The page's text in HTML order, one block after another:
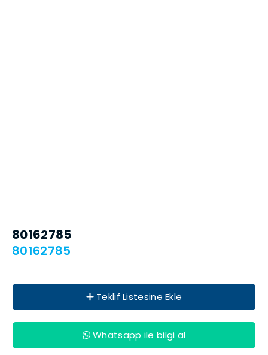
80162785
80162785
Teklif Listesine Ekle
Whatsapp ile bilgi al